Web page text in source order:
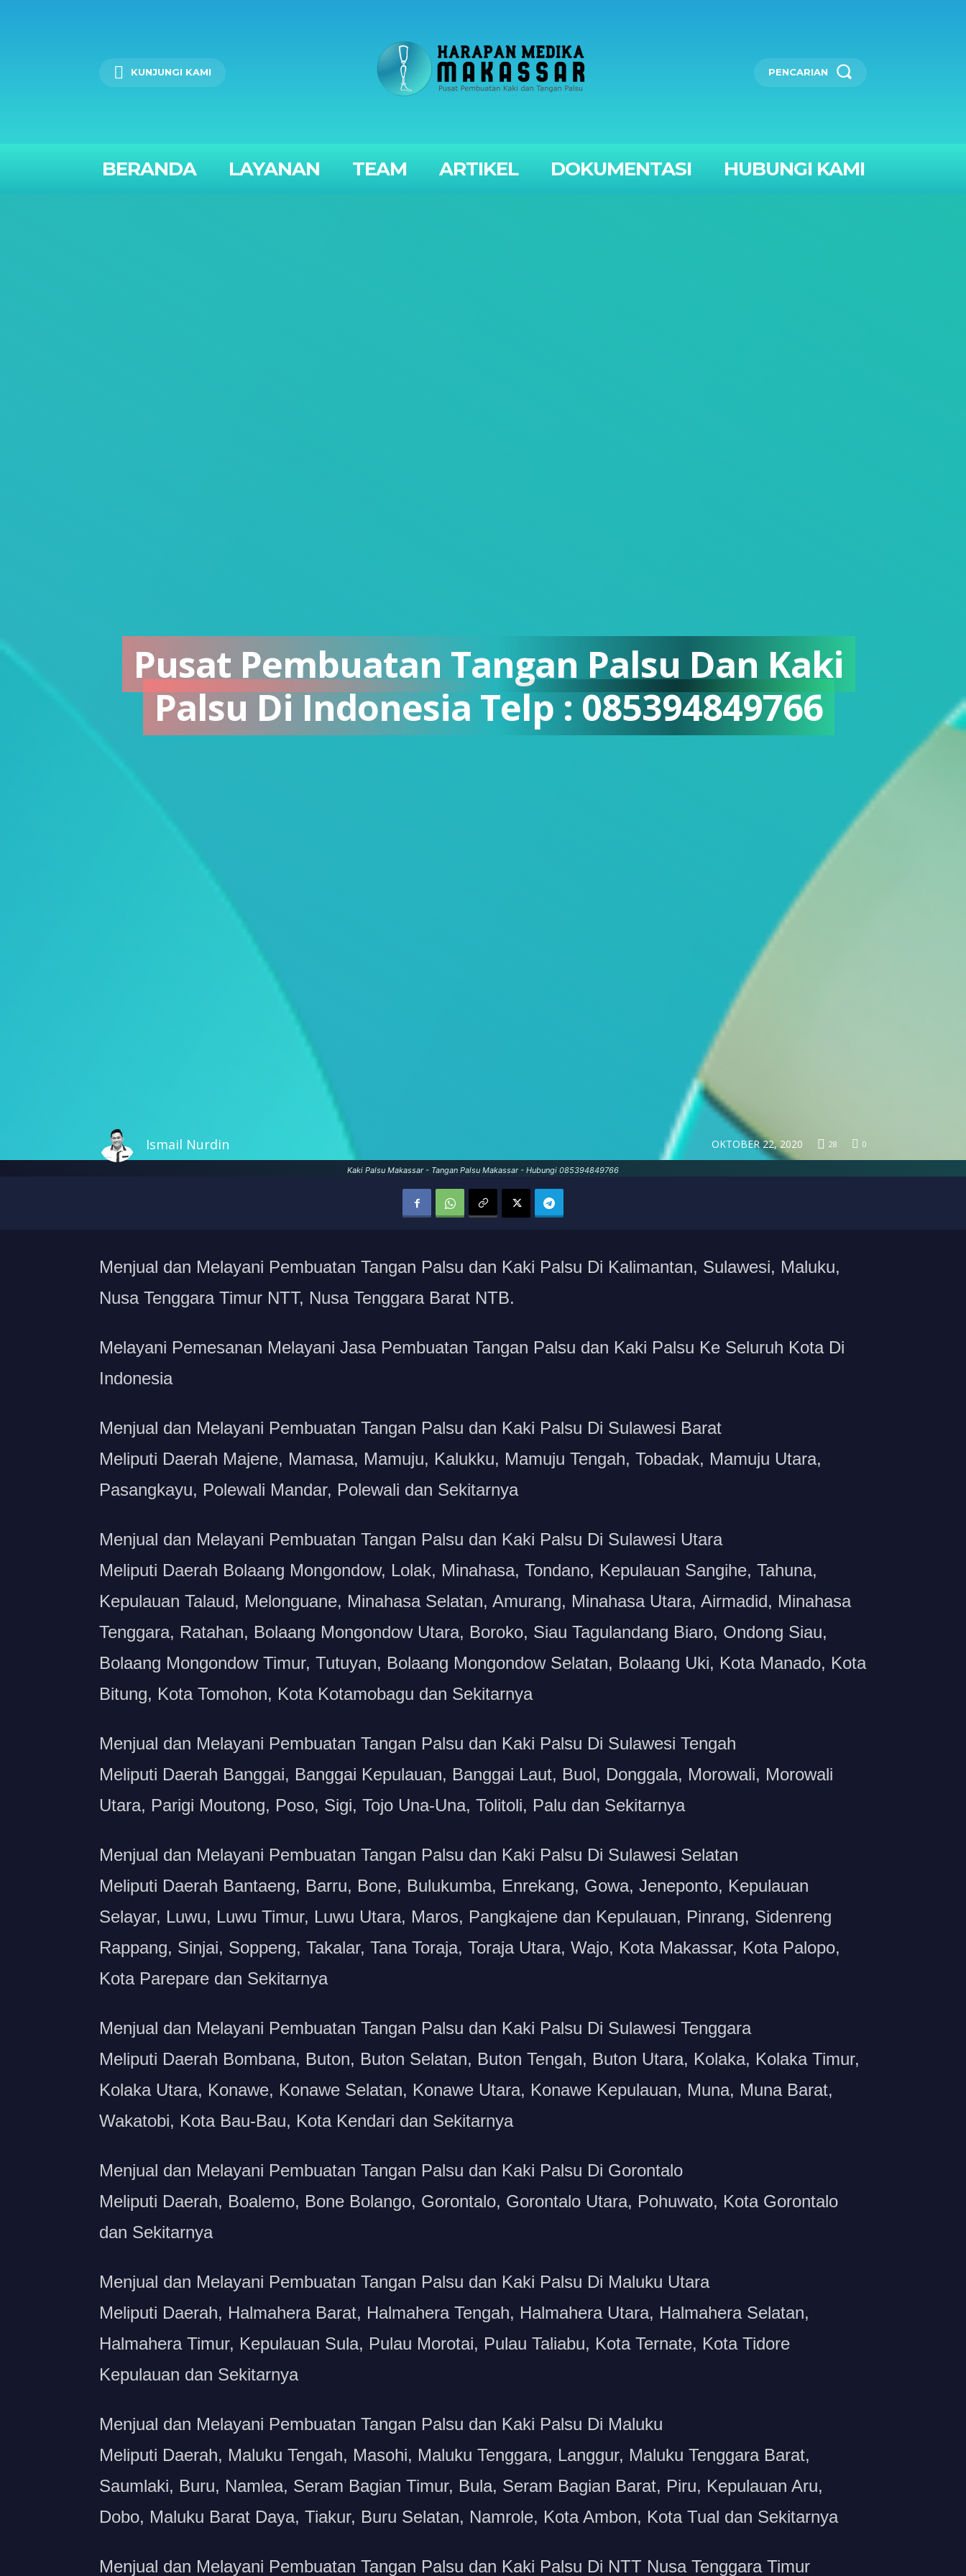
KUNJUNGI KAMI PENCARIAN
BERANDA LAYANAN TEAM ARTIKEL DOKUMENTASI HUBUNGI KAMI
Pusat Pembuatan Tangan Palsu Dan Kaki
Palsu Di Indonesia Telp : 085394849766
Ismail Nurdin 0
28
OKTOBER 22, 2020
Kaki Palsu Makassar - Tangan Palsu Makassar - Hubungi 085394849766
Menjual dan Melayani Pembuatan Tangan Palsu dan Kaki Palsu Di Kalimantan, Sulawesi, Maluku,
Nusa Tenggara Timur NTT, Nusa Tenggara Barat NTB.
Melayani Pemesanan Melayani Jasa Pembuatan Tangan Palsu dan Kaki Palsu Ke Seluruh Kota Di
Indonesia
Menjual dan Melayani Pembuatan Tangan Palsu dan Kaki Palsu Di Sulawesi Barat
Meliputi Daerah Majene, Mamasa, Mamuju, Kalukku, Mamuju Tengah, Tobadak, Mamuju Utara,
Pasangkayu, Polewali Mandar, Polewali dan Sekitarnya
Menjual dan Melayani Pembuatan Tangan Palsu dan Kaki Palsu Di Sulawesi Utara
Meliputi Daerah Bolaang Mongondow, Lolak, Minahasa, Tondano, Kepulauan Sangihe, Tahuna,
Kepulauan Talaud, Melonguane, Minahasa Selatan, Amurang, Minahasa Utara, Airmadid, Minahasa
Tenggara, Ratahan, Bolaang Mongondow Utara, Boroko, Siau Tagulandang Biaro, Ondong Siau,
Bolaang Mongondow Timur, Tutuyan, Bolaang Mongondow Selatan, Bolaang Uki, Kota Manado, Kota
Bitung, Kota Tomohon, Kota Kotamobagu dan Sekitarnya
Menjual dan Melayani Pembuatan Tangan Palsu dan Kaki Palsu Di Sulawesi Tengah
Meliputi Daerah Banggai, Banggai Kepulauan, Banggai Laut, Buol, Donggala, Morowali, Morowali
Utara, Parigi Moutong, Poso, Sigi, Tojo Una-Una, Tolitoli, Palu dan Sekitarnya
Menjual dan Melayani Pembuatan Tangan Palsu dan Kaki Palsu Di Sulawesi Selatan
Meliputi Daerah Bantaeng, Barru, Bone, Bulukumba, Enrekang, Gowa, Jeneponto, Kepulauan
Selayar, Luwu, Luwu Timur, Luwu Utara, Maros, Pangkajene dan Kepulauan, Pinrang, Sidenreng
Rappang, Sinjai, Soppeng, Takalar, Tana Toraja, Toraja Utara, Wajo, Kota Makassar, Kota Palopo,
Kota Parepare dan Sekitarnya
Menjual dan Melayani Pembuatan Tangan Palsu dan Kaki Palsu Di Sulawesi Tenggara
Meliputi Daerah Bombana, Buton, Buton Selatan, Buton Tengah, Buton Utara, Kolaka, Kolaka Timur,
Kolaka Utara, Konawe, Konawe Selatan, Konawe Utara, Konawe Kepulauan, Muna, Muna Barat,
Wakatobi, Kota Bau-Bau, Kota Kendari dan Sekitarnya
Menjual dan Melayani Pembuatan Tangan Palsu dan Kaki Palsu Di Gorontalo
Meliputi Daerah, Boalemo, Bone Bolango, Gorontalo, Gorontalo Utara, Pohuwato, Kota Gorontalo
dan Sekitarnya
Menjual dan Melayani Pembuatan Tangan Palsu dan Kaki Palsu Di Maluku Utara
Meliputi Daerah, Halmahera Barat, Halmahera Tengah, Halmahera Utara, Halmahera Selatan,
Halmahera Timur, Kepulauan Sula, Pulau Morotai, Pulau Taliabu, Kota Ternate, Kota Tidore
Kepulauan dan Sekitarnya
Menjual dan Melayani Pembuatan Tangan Palsu dan Kaki Palsu Di Maluku
Meliputi Daerah, Maluku Tengah, Masohi, Maluku Tenggara, Langgur, Maluku Tenggara Barat,
Saumlaki, Buru, Namlea, Seram Bagian Timur, Bula, Seram Bagian Barat, Piru, Kepulauan Aru,
Dobo, Maluku Barat Daya, Tiakur, Buru Selatan, Namrole, Kota Ambon, Kota Tual dan Sekitarnya
Menjual dan Melayani Pembuatan Tangan Palsu dan Kaki Palsu Di NTT Nusa Tenggara Timur